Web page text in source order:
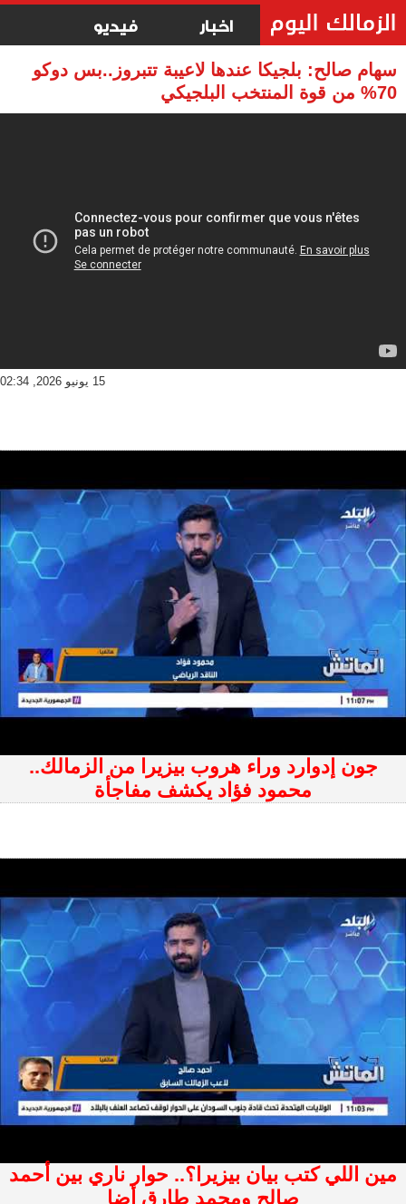
اخبار فيديو
سهام صالح: بلجيكا عندها لاعيبة تتبروز..بس دوكو
70% من قوة المنتخب البلجيكي
15 يونيو 2026, 02:34
جون إدوارد وراء هروب بيزيرا من الزمالك..
محمود فؤاد يكشف مفاجأة
مين اللي كتب بيان بيزيرا؟.. حوار ناري بين أحمد
صالح ومحمد طارق أضا